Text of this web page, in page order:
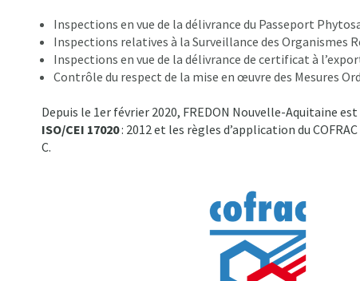
Inspections en vue de la délivrance du Passeport
Inspections relatives à la Surveillance des Organismes
Inspections en vue de la délivrance de certificat à
Contrôle du respect de la mise en œuvre des Mesures
Depuis le 1er février 2020, FREDON Nouvelle-Aquitaine est
ISO/CEI 17020: 2012 et les règles d’application du
C.